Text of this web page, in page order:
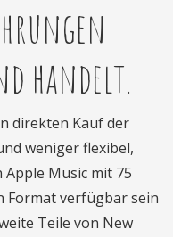
handelt.
direkten Kauf der
weniger flexibel,
Music mit 75
Format verfügbar sein
Teile von New